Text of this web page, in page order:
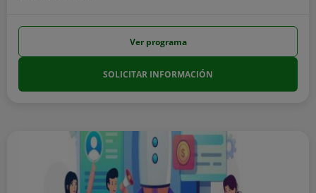
Ver programa
SOLICITAR INFORMACIÓN